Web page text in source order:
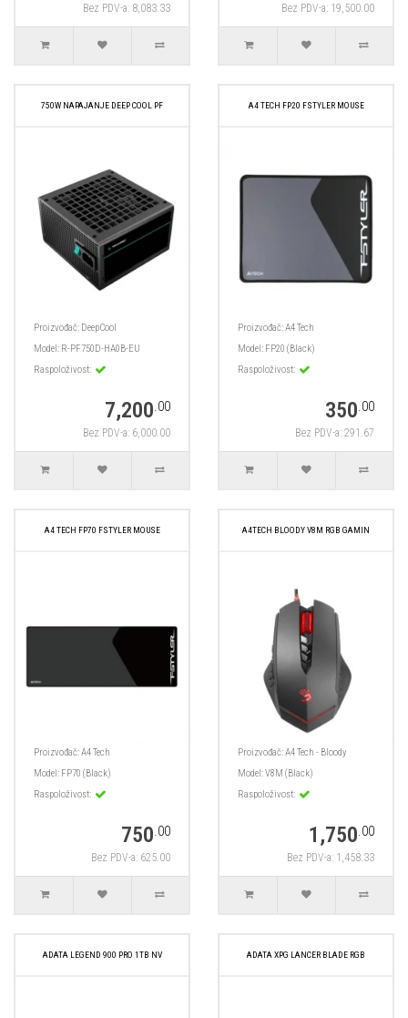
Bez PDV-a: 8,083.33 Bez PDV-a: 19,500.00
750W NAPAJANJE DEEP COOL PF
Proizvođač: DeepCool
Model: R-PF750D-HA0B-EU
Raspoloživost:
7,200.00
Bez PDV-a: 6,000.00
A4 TECH FP20 FSTYLER MOUSE
Proizvođač:A4 Tech
Model: FP20 (Black)
Raspoloživost:
350.00
Bez PDV-a: 291.67
A4 TECH FP70 FSTYLER MOUSE
Proizvođač:A4 Tech
Model: FP70 (Black)
Raspoloživost:
750.00
Bez PDV-a: 625.00
A4TECH BLOODY V8M RGB GAMIN
Proizvođač:A4 Tech - Bloody
Model:V8M (Black)
Raspoloživost:
1,750.00
Bez PDV-a: 1,458.33
ADATA LEGEND 900 PRO 1TB NV ADATA XPG LANCER BLADE RGB